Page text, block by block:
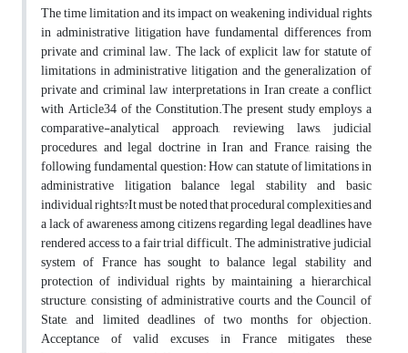
The time limitation and its impact on weakening individual rights
in administrative litigation have fundamental differences from
private and criminal law. The lack of explicit law for statute of
limitations in administrative litigation and the generalization of
private and criminal law interpretations in Iran create a conflict
with Article34 of the Constitution.The present study employs a
comparative-analytical approach, reviewing laws, judicial
procedures, and legal doctrine in Iran and France, raising the
following fundamental question: How can statute of limitations in
administrative litigation balance legal stability and basic
individual rights?It must be noted that procedural complexities and
a lack of awareness among citizens regarding legal deadlines have
rendered access to a fair trial difficult. The administrative judicial
system of France has sought to balance legal stability and
protection of individual rights by maintaining a hierarchical
structure, consisting of administrative courts and the Council of
State, and limited deadlines of two months for objection.
Acceptance of valid excuses in France mitigates these